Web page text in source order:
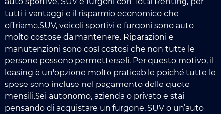
tutti i vantaggi e il risparmio economico che
offriamo.SUV, veicoli sportivi e furgoni sono auto
molto costose da mantenere. Riparazioni e
manutenzioni sono così costosi che non tutte le
persone possono permetterseli. Per questo motivo, il
leasing è un'opzione molto praticabile poiché tutte le
spese sono incluse nel pagamento delle quote
mensili.Sei autonomo, azienda o privato e stai
pensando di acquistare un furgone, SUV o un’auto